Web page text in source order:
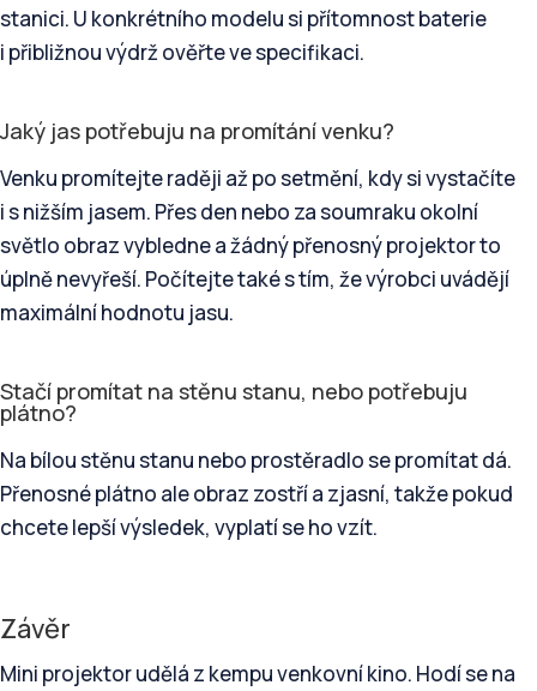
stanici. U konkrétního modelu si přítomnost baterie
i přibližnou výdrž ověřte ve specifikaci.
Jaký jas potřebuju na promítání venku?
Venku promítejte raději až po setmění, kdy si vystačíte
i s nižším jasem. Přes den nebo za soumraku okolní
světlo obraz vybledne a žádný přenosný projektor to
úplně nevyřeší. Počítejte také s tím, že výrobci uvádějí
maximální hodnotu jasu.
Stačí promítat na stěnu stanu, nebo potřebuju
plátno?
Na bílou stěnu stanu nebo prostěradlo se promítat dá.
Přenosné plátno ale obraz zostří a zjasní, takže pokud
chcete lepší výsledek, vyplatí se ho vzít.
Závěr
Mini projektor udělá z kempu venkovní kino. Hodí se na